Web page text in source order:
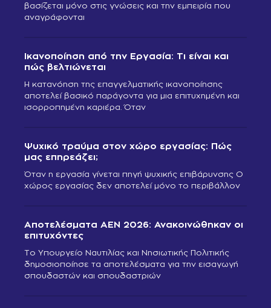
βασίζεται μόνο στις γνώσεις και την εμπειρία που
αναγράφονται
Ικανοποίηση από την Εργασία: Τι είναι και
πώς βελτιώνεται
Η κατανόηση της επαγγελματικής ικανοποίησης
αποτελεί βασικό παράγοντα για μια επιτυχημένη και
ισορροπημένη καριέρα. Όταν
Ψυχικό τραύμα στον χώρο εργασίας: Πώς
μας επηρεάζει;
Όταν η εργασία γίνεται πηγή ψυχικής επιβάρυνσης Ο
χώρος εργασίας δεν αποτελεί μόνο το περιβάλλον
Αποτελέσματα ΑΕΝ 2026: Ανακοινώθηκαν οι
επιτυχόντες
Το Υπουργείο Ναυτιλίας και Νησιωτικής Πολιτικής
δημοσιοποίησε τα αποτελέσματα για την εισαγωγή
σπουδαστών και σπουδαστριών